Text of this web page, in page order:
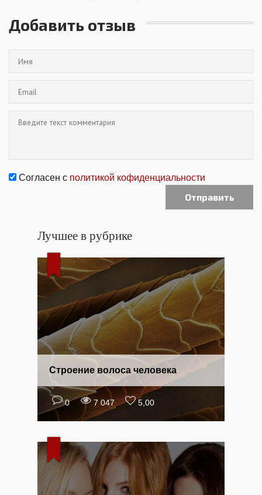
Добавить отзыв
Согласен с политикой кофиденциальности
Лучшее в рубрике
0 7 047 5,00
Строение волоса человека